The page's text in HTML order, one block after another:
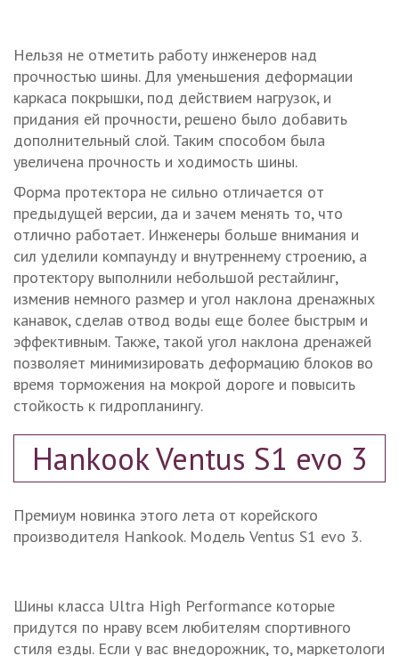
Нельзя не отметить работу инженеров над
прочностью шины. Для уменьшения деформации
каркаса покрышки, под действием нагрузок, и
придания ей прочности, решено было добавить
дополнительный слой. Таким способом была
увеличена прочность и ходимость шины.
Форма протектора не сильно отличается от
предыдущей версии, да и зачем менять то, что
отлично работает. Инженеры больше внимания и
сил уделили компаунду и внутреннему строению, а
протектору выполнили небольшой рестайлинг,
изменив немного размер и угол наклона дренажных
канавок, сделав отвод воды еще более быстрым и
эффективным. Также, такой угол наклона дренажей
позволяет минимизировать деформацию блоков во
время торможения на мокрой дороге и повысить
стойкость к гидропланингу.
Hankook Ventus S1 evo 3
Премиум новинка этого лета от корейского
производителя Hankook. Модель Ventus S1 evo 3.
Шины класса Ultra High Performance которые
придутся по нраву всем любителям спортивного
стиля езды. Если у вас внедорожник, то, маркетологи